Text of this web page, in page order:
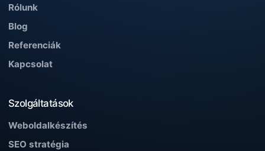
Rólunk
Blog
Referenciák
Kapcsolat
Szolgáltatások
Weboldalkészítés
SEO stratégia